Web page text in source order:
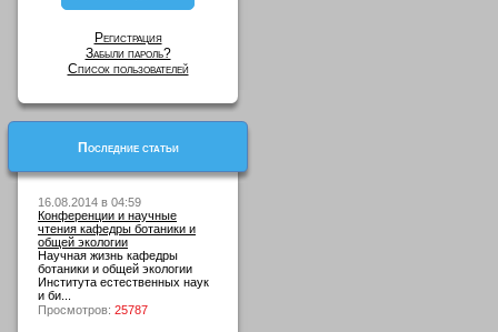
Регистрация
Забыли пароль?
Список пользователей
Последние статьи
16.08.2014 в 04:59
Конференции и научные
чтения кафедры ботаники и
общей экологии
Научная жизнь кафедры
ботаники и общей экологии
Института естественных наук
и би...
Просмотров: 25787